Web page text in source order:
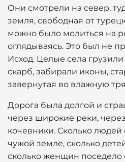
Они смотрели на север,
земля, свободная от
можно было молиться на
оглядываясь. Это был не
Исход. Целые села
скарб, забирали иконы,
завернутая во влажную
Дорога была долгой и
через широкие реки,
кочевники. Сколько людей
чужой земле, сколько
сколько женщин поседело